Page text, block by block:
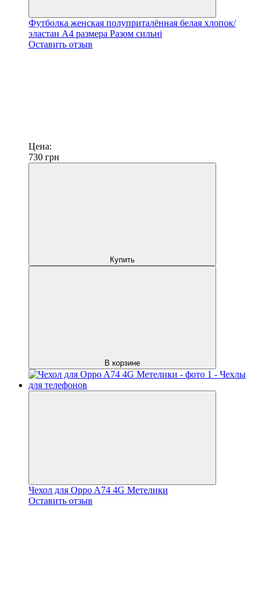
Футболка женская полуприталённая белая хлопок/
эластан А4 размера Разом сильні
Оставить отзыв
Цена:
730 грн
Купить
В корзине
Чехол для Oppo A74 4G Метелики
Оставить отзыв